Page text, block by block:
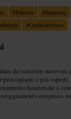
#Palestra #Spinning
#Outdoorfitness
da istruttori motivati
principianti e più esperti.
funzionale e
reciproco